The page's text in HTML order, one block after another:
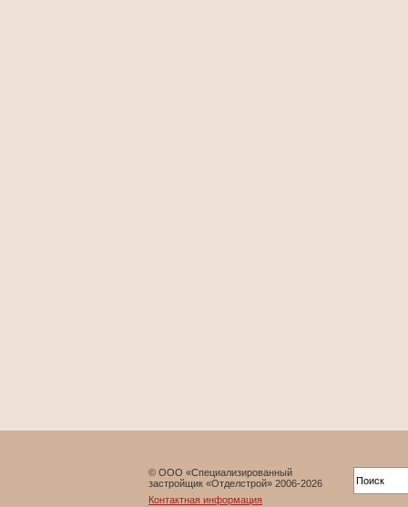
© ООО «Специализированный
застройщик «Отделстрой» 2006-2026
Контактная информация